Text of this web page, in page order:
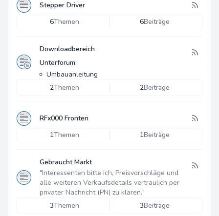
Stepper Driver
6Themen 6Beiträge
Downloadbereich
Unterforum:
Umbauanleitung
2Themen 2Beiträge
RFx000 Fronten
1Themen 1Beiträge
Gebraucht Markt
"Interessenten bitte ich, Preisvorschläge und
alle weiteren Verkaufsdetails vertraulich per
privater Nachricht (PN) zu klären."
3Themen 3Beiträge